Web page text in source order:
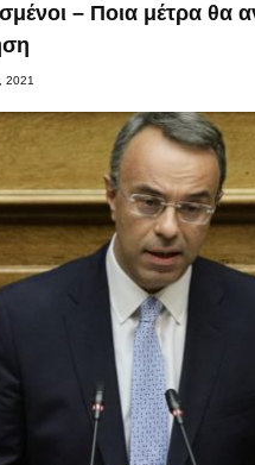
– Ποια μέτρα θα
2021